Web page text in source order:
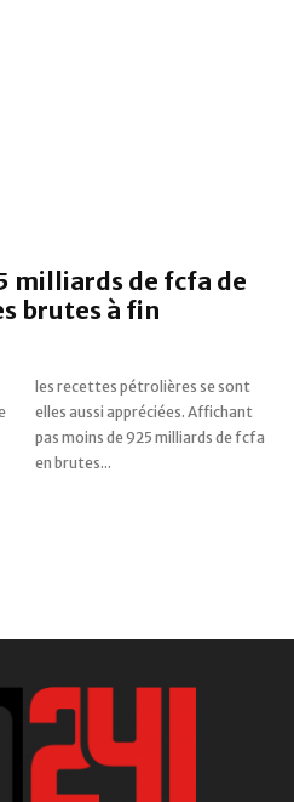
milliards de fcfa de
brutes à fin
en brutes...